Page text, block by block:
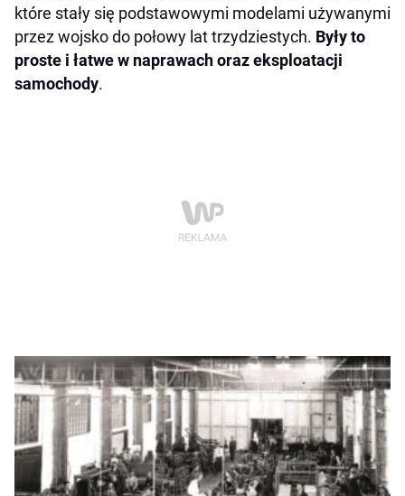
które stały się podstawowymi modelami używanymi
przez wojsko do połowy lat trzydziestych. Były to
proste i łatwe w naprawach oraz eksploatacji
samochody.